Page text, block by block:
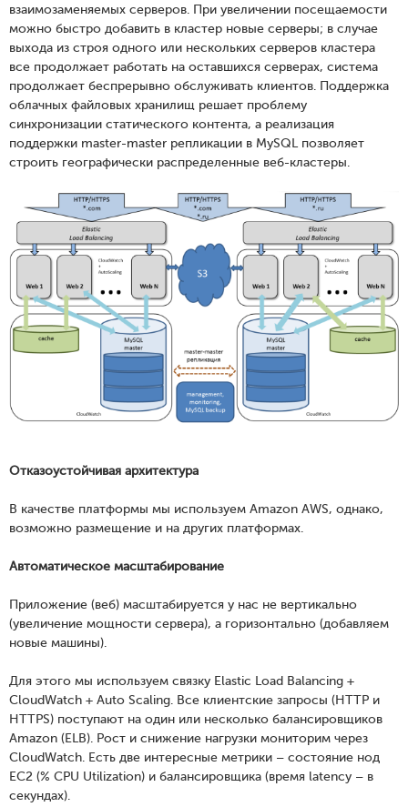
взаимозаменяемых серверов. При увеличении посещаемости
можно быстро добавить в кластер новые серверы; в случае
выхода из строя одного или нескольких серверов кластера
все продолжает работать на оставшихся серверах, система
продолжает беспрерывно обслуживать клиентов. Поддержка
облачных файловых хранилищ решает проблему
синхронизации статического контента, а реализация
поддержки master-master репликации в MySQL позволяет
строить географически распределенные веб-кластеры.
Отказоустойчивая архитектура
В качестве платформы мы используем Amazon AWS, однако,
возможно размещение и на других платформах.
Автоматическое масштабирование
Приложение (веб) масштабируется у нас не вертикально
(увеличение мощности сервера), а горизонтально (добавляем
новые машины).
Для этого мы используем связку Elastic Load Balancing +
CloudWatch + Auto Scaling. Все клиентские запросы (HTTP и
HTTPS) поступают на один или несколько балансировщиков
Amazon (ELB). Рост и снижение нагрузки мониторим через
CloudWatch. Есть две интересные метрики – состояние нод
EC2 (% CPU Utilization) и балансировщика (время latency – в
секундах).